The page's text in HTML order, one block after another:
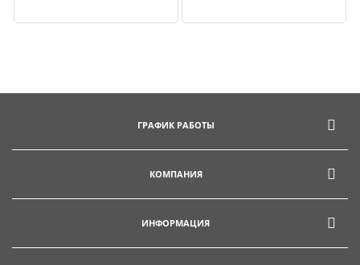
ГРАФИК РАБОТЫ
КОМПАНИЯ
ИНФОРМАЦИЯ